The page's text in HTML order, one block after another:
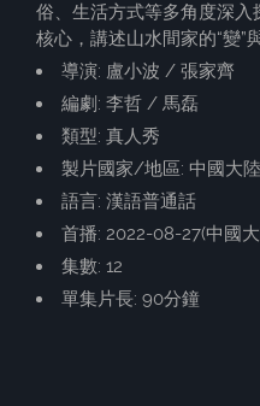
俗、生活方式等多角度深
核心，講述山水間家的“變”
導演: 盧小波 / 張家齊
編劇: 李哲 / 馬磊
類型: 真人秀
製片國家/地區: 中國大陸
語言: 漢語普通話
首播: 2022-08-27(中國
集數: 12
單集片長: 90分鐘